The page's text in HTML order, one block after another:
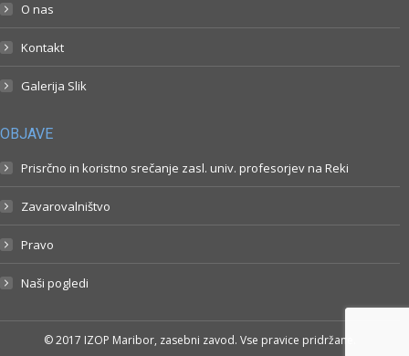
O nas
Kontakt
Galerija Slik
OBJAVE
Prisrčno in koristno srečanje zasl. univ. profesorjev na Reki
Zavarovalništvo
Pravo
Naši pogledi
© 2017 IZOP Maribor, zasebni zavod. Vse pravice pridržane.